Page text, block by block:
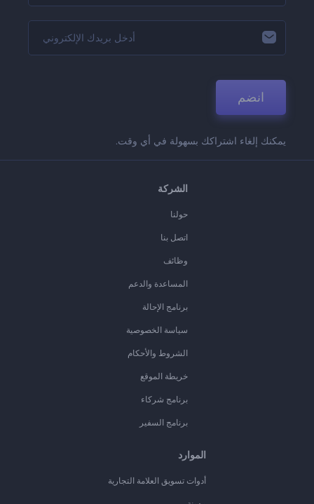
انضم
يمكنك إلغاء اشتراكك بسهولة في أي وقت.
الشركة
حولنا
اتصل بنا
وظائف
المساعدة والدعم
برنامج الإحالة
سياسة الخصوصية
الشروط والأحكام
خريطة الموقع
برنامج شركاء
برنامج السفير
الموارد
أدوات تسويق العلامة التجارية